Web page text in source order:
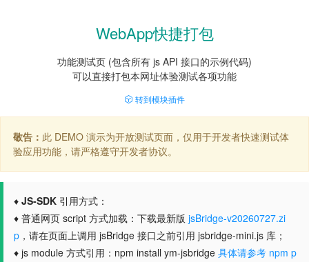
WebApp快捷打包
功能测试页 (包含所有 js API 接口的示例代码)
可以直接打包本网址体验测试各项功能
转到模块插件
敬告： 此 DEMO 演示为开放测试页面，仅用于开发者快速测试体
验应用功能，请严格遵守开发者协议。
♦ JS-SDK 引用方式：
♦ 普通网页 script 方式加载：下载最新版 jsBridge-v20260727.zi
p ，请在页面上调用 jsBridge 接口之前引用 jsbridge-mini.js 库；
♦ js module 方式引用：npm install ym-jsbridge 具体请参考 npm p